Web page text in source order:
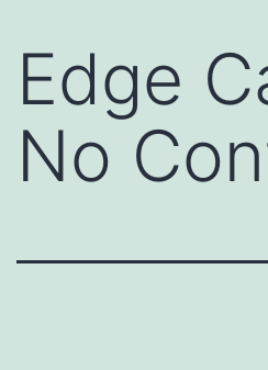
Edge
No